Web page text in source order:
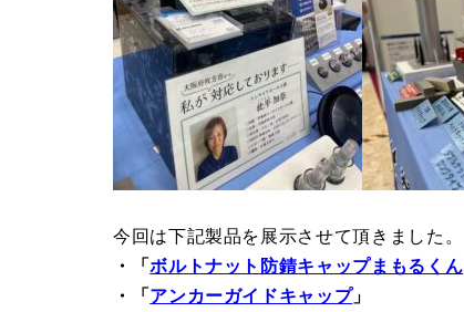
今回は下記製品を展示させて頂きました。
・「ボルトナット防錆キャップまもるくん
・「 アンカーガイドキャップ」